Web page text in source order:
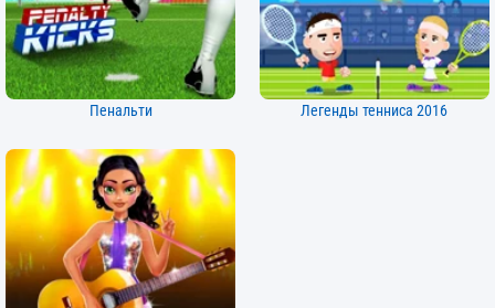
Пенальти Легенды тенниса 2016